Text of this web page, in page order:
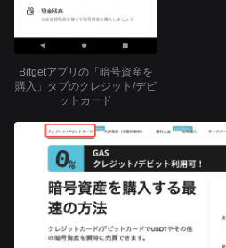
Bitgetアプリの「暗号資産を
購入」タブのクレジット/デビ
ットカード